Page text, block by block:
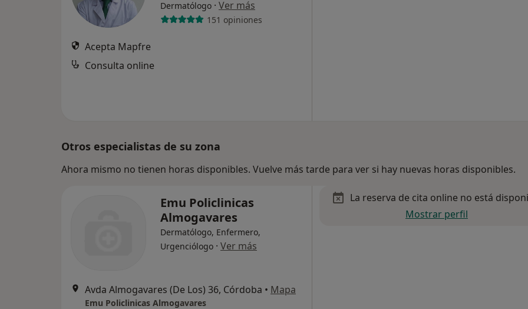
Dermatólogo · Ver más
151 opiniones
Acepta Mapfre
Consulta online
Otros especialistas de su zona
Ahora mismo no tienen horas disponibles. Vuelve más tarde para ver si hay nuevas horas disponibles.
Emu Policlinicas
Almogavares
Dermatólogo, Enfermero,
Urgenciólogo · Ver más
Avda Almogavares (De Los) 36, Córdoba • Mapa
Emu Policlinicas Almogavares
La reserva de cita online no está
Mostrar perfil